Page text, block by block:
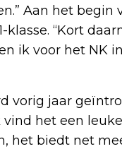
Aan het begin
“Kort
ik voor het NK
vorig jaar
het een
het biedt net